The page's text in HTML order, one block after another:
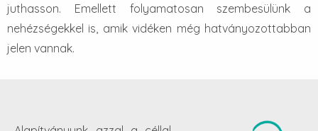
juthasson. Emellett folyamatosan szembesülünk a
nehézségekkel is, amik vidéken még hatványozottabban
jelen vannak.